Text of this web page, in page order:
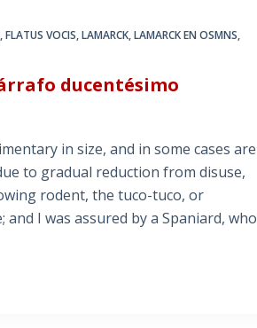
,FLATUS VOCIS,LAMARCK,LAMARCK EN OSMNS,
ducentésimo
in size, and in some cases are
to gradual reduction from disuse,
rodent, the tuco-tuco, or
I was assured by a Spaniard, who